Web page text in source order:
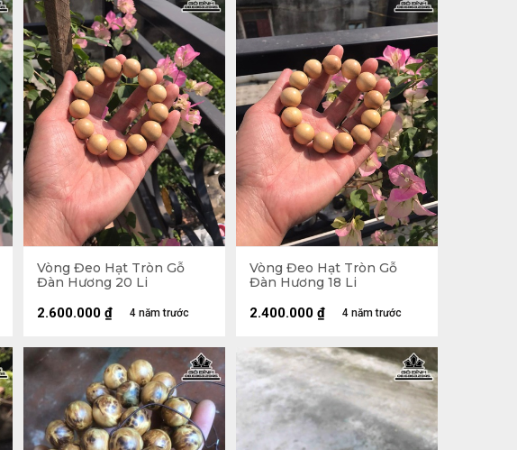
Vòng Đeo Hạt Tròn Gỗ
Đàn Hương 20 Li
4 năm trước
2.600.000 ₫
Vòng Đeo Hạt Tròn Gỗ
Đàn Hương 18 Li
4 năm trước
2.400.000 ₫